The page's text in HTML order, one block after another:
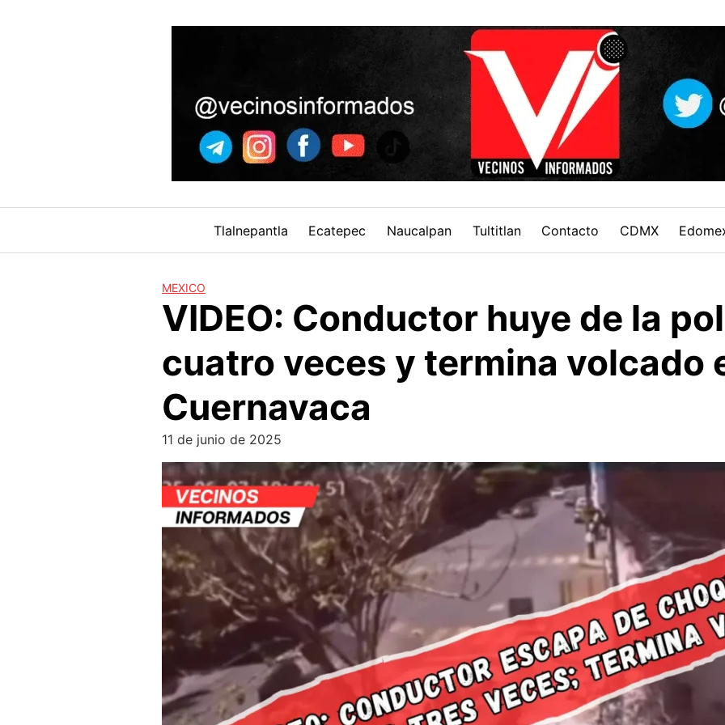
Tlalnepantla Ecatepec Naucalpan Tultitlan Contacto CDMX
MEXICO
VIDEO: Conductor huye de la
cuatro veces y termina volcado
Cuernavaca
11 de junio de 2025